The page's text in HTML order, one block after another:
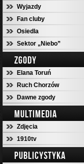
Wyjazdy
Fan cluby
Osiedla
Sektor „Niebo”
ZGODY
Elana Toruń
Ruch Chorzów
Dawne zgody
MULTIMEDIA
Zdjęcia
1910tv
PUBLICYSTYKA